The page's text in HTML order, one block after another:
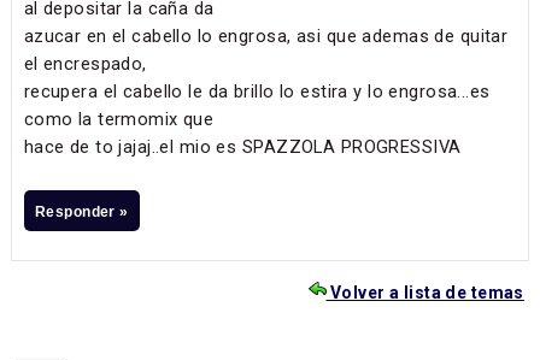
al depositar la caña da
azucar en el cabello lo engrosa, asi que ademas de quitar
el encrespado,
recupera el cabello le da brillo lo estira y lo engrosa...es
como la termomix que
hace de to jajaj..el mio es SPAZZOLA PROGRESSIVA
Responder »
Volver a lista de temas